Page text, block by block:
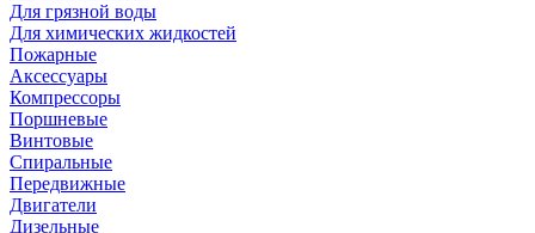
Для грязной воды
Для химических жидкостей
Пожарные
Аксессуары
Компрессоры
Поршневые
Винтовые
Спиральные
Передвижные
Двигатели
Дизельные